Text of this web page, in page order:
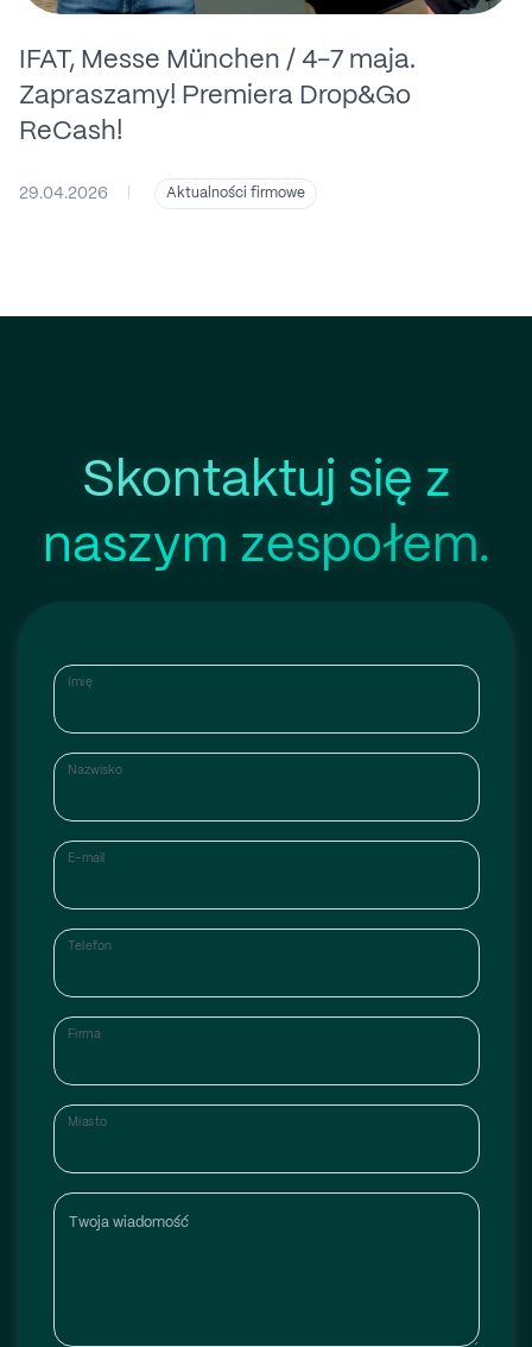
IFAT, Messe München / 4-7 maja.
Zapraszamy! Premiera Drop&Go
ReCash!
29.04.2026 Aktualności firmowe
Skontaktuj się z
naszym zespołem.
Imię
Nazwisko
E-mail
Telefon
Firma
Miasto
Twoja wiadomość